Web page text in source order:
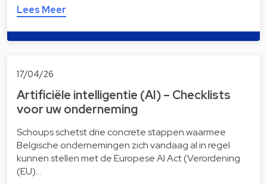
Lees Meer
17/04/26
Artificiële intelligentie (AI) – Checklists
voor uw onderneming
Schoups schetst drie concrete stappen waarmee
Belgische ondernemingen zich vandaag al in regel
kunnen stellen met de Europese AI Act (Verordening
(EU)…